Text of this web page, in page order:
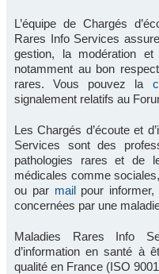
L’équipe de Chargés
Rares Info Services
gestion, la modération et
notamment au bon
rares. Vous pouvez la
signalement relatifs au
Les Chargés d’écoute et
Services sont des
pathologies rares et de
médicales comme
ou par mailpour informer,
concernées par une
Maladies Rares Info
d’information en santé à
qualité en France (ISO